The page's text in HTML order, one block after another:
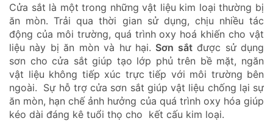
Cửa sắt là một trong những vật liệu kim loại thường bị
ăn mòn. Trải qua thời gian sử dụng, chịu nhiều tác
động của môi trường, quá trình oxy hoá khiến cho vật
liệu này bị ăn mòn và hư hại. Sơn sắtđược sử dụng
sơn cho cửa sắt giúp tạo lớp phủ trên bề mặt, ngăn
vật liệu không tiếp xúc trực tiếp với môi trường bên
ngoài. Sự hỗ trợ cửa sơn sắt giúp vật liệu chống lại sự
ăn mòn, hạn chế ảnh hưởng của quá trình oxy hóa giúp
kéo dài đáng kê tuổi thọ cho kết cấu kim loại.